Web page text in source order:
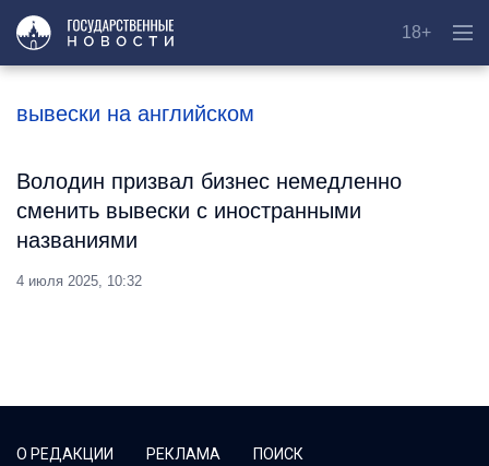
18+
вывески на английском
Володин призвал бизнес немедленно
сменить вывески с иностранными
названиями
4 июля 2025, 10:32
О РЕДАКЦИИ РЕКЛАМА ПОИСК